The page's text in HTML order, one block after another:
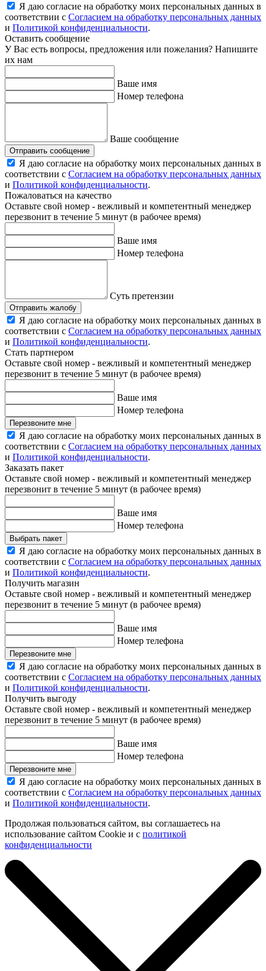
Я даю согласие на обработку моих персональных данных в
соответствии с Согласием на обработку персональных данных
и Политикой конфиденциальности.
Оставить сообщение
У Вас есть вопросы, предложения или пожелания? Напишите
их нам
Ваше имя
Номер телефона
Ваше сообщение
Отправить сообщение
Я даю согласие на обработку моих персональных данных в
соответствии с Согласием на обработку персональных данных
и Политикой конфиденциальности.
Пожаловаться на качество
Оставьте свой номер - вежливый и компетентный менеджер
перезвонит в течение 5 минут (в рабочее время)
Ваше имя
Номер телефона
Суть претензии
Отправить жалобу
Я даю согласие на обработку моих персональных данных в
соответствии с Согласием на обработку персональных данных
и Политикой конфиденциальности.
Стать партнером
Оставьте свой номер - вежливый и компетентный менеджер
перезвонит в течение 5 минут (в рабочее время)
Ваше имя
Номер телефона
Перезвоните мне
Я даю согласие на обработку моих персональных данных в
соответствии с Согласием на обработку персональных данных
и Политикой конфиденциальности.
Заказать пакет
Оставьте свой номер - вежливый и компетентный менеджер
перезвонит в течение 5 минут (в рабочее время)
Ваше имя
Номер телефона
Выбрать пакет
Я даю согласие на обработку моих персональных данных в
соответствии с Согласием на обработку персональных данных
и Политикой конфиденциальности.
Получить магазин
Оставьте свой номер - вежливый и компетентный менеджер
перезвонит в течение 5 минут (в рабочее время)
Ваше имя
Номер телефона
Перезвоните мне
Я даю согласие на обработку моих персональных данных в
соответствии с Согласием на обработку персональных данных
и Политикой конфиденциальности.
Получить выгоду
Оставьте свой номер - вежливый и компетентный менеджер
перезвонит в течение 5 минут (в рабочее время)
Ваше имя
Номер телефона
Перезвоните мне
Я даю согласие на обработку моих персональных данных в
соответствии с Согласием на обработку персональных данных
и Политикой конфиденциальности.
Продолжая пользоваться сайтом, вы соглашаетесь на
использование сайтом Cookie и с политикой
конфиденциальности